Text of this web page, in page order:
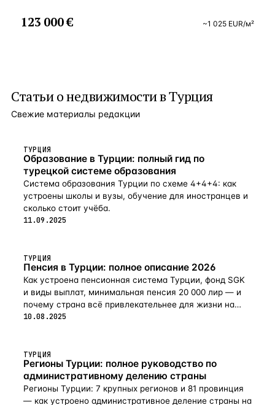
123 000 € ~1 025 EUR/м²
Статьи онедвижимости в Турция
Свежие материалы редакции
ТУРЦИЯ
Образование в Турции: полный гид по
турецкой системе образования
Система образования Турции по схеме 4+4+4: как
устроены школы и вузы, обучение для иностранцев и
сколько стоит учёба.
11.09.2025
ТУРЦИЯ
Пенсия в Турции: полное описание 2026
Как устроена пенсионная система Турции, фонд SGK
и виды выплат, минимальная пенсия 20 000 лир — и
почему страна всё привлекательнее для жизни на
пенсии в 2026-м.
10.08.2025
ТУРЦИЯ
Регионы Турции: полное руководство по
административному делению страны
Регионы Турции: 7 крупных регионов и 81 провинция
— как устроено административное деление страны на